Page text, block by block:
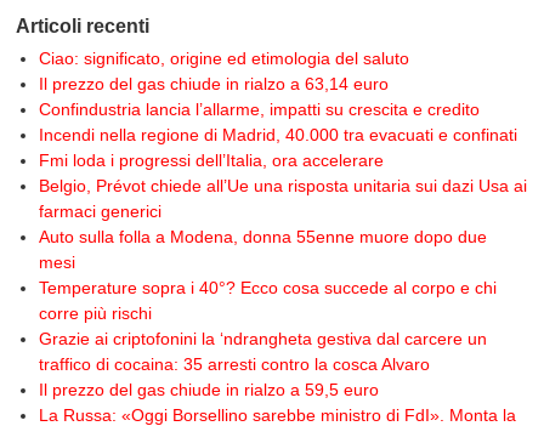
Articoli recenti
Ciao: significato, origine ed etimologia del saluto
Il prezzo del gas chiude in rialzo a 63,14 euro
Confindustria lancia l’allarme, impatti su crescita e credito
Incendi nella regione di Madrid, 40.000 tra evacuati e confinati
Fmi loda i progressi dell’Italia, ora accelerare
Belgio, Prévot chiede all’Ue una risposta unitaria sui dazi Usa ai
farmaci generici
Auto sulla folla a Modena, donna 55enne muore dopo due
mesi
Temperature sopra i 40°? Ecco cosa succede al corpo e chi
corre più rischi
Grazie ai criptofonini la ‘ndrangheta gestiva dal carcere un
traffico di cocaina: 35 arresti contro la cosca Alvaro
Il prezzo del gas chiude in rialzo a 59,5 euro
La Russa: «Oggi Borsellino sarebbe ministro di FdI». Monta la